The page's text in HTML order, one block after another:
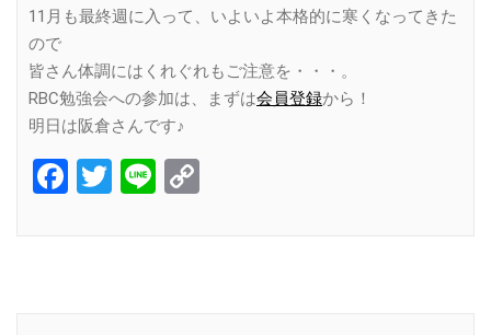
11月も最終週に入って、いよいよ本格的に寒くなってきた
ので
皆さん体調にはくれぐれもご注意を・・・。
RBC勉強会への参加は、まずは会員登録から！
明日は阪倉さんです♪
Facebook
Twitter
Line